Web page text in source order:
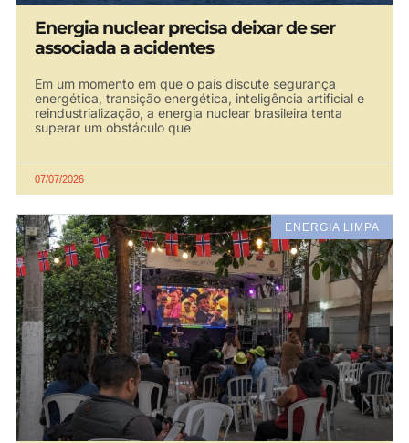
Energia nuclear precisa deixar de ser
associada a acidentes
Em um momento em que o país discute segurança
energética, transição energética, inteligência artificial e
reindustrialização, a energia nuclear brasileira tenta
superar um obstáculo que
07/07/2026
ENERGIA LIMPA